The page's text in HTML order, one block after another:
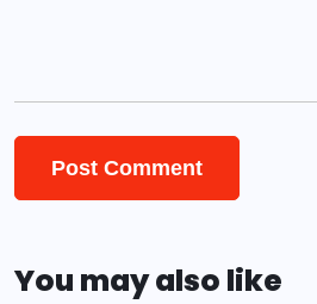
You may also like